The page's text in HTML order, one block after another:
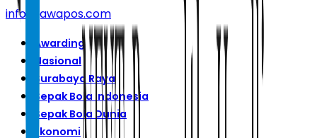
info@jawapos.com
Awarding
Nasional
Surabaya Raya
Sepak Bola Indonesia
Sepak Bola Dunia
Ekonomi